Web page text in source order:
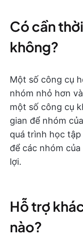
Có cần
không?
Một số công cụ
nhóm nhỏ hơn
một số công cụ
gian để nhóm
quá trình học
để các nhóm
lợi.
Hỗ trợ
nào?